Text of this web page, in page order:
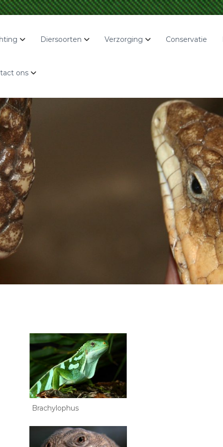
Diersoorten Verzorging Conservatie
ons
Brachylophus